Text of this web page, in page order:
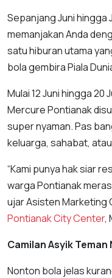
Sepanjang Juni hingga
memanjakan Anda
satu hiburan utama
bola gembira Piala
Mulai 12 Juni hingga 20
Mercure Pontianak
super nyaman. Pas
keluarga, sahabat,
“Kami punya hak siar
warga Pontianak
ujar Asisten Marketing
Pontianak City Center,
Camilan Asyik Teman
Nonton bola jelas